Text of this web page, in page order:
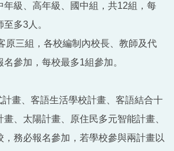
年級、高年級、國中組，共12組，每
多3人。
原三組，各校編制內校長、教師及代
參加，每校最多1組參加。
畫、客語生活學校計畫、客語結合十
、太陽計畫、原住民多元智能計畫、
，務必報名參加，若學校參與兩計畫以